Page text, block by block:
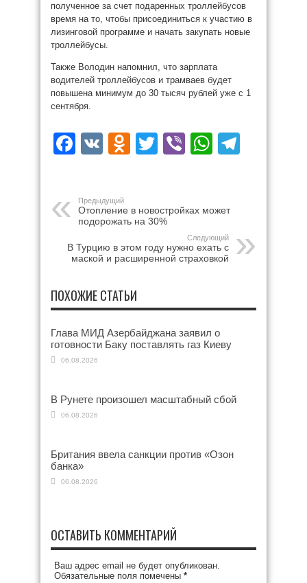
полученное за счет подаренных троллейбусов
время на то, чтобы присоединиться к участию в
лизинговой программе и начать закупать новые
троллейбусы.
Также Володин напомнил, что зарплата
водителей троллейбусов и трамваев будет
повышена минимум до 30 тысяч рублей уже с 1
сентября.
Facebook
VK Odnoklassniki
Twitter
Viber
Предыдущий
Отопление в новостройках может
подорожать на 30%
Следующий
В Турцию в этом году нужно ехать с
маской и расширенной страховкой
ПОХОЖИЕ СТАТЬИ
Глава МИД Азербайджана заявил о
готовности Баку поставлять газ Киеву
06.08.2026
В Рунете произошел масштабный сбой
06.08.2026
Британия ввела санкции против «Озон
банка»
06.08.2026
ОСТАВИТЬ КОММЕНТАРИЙ
Ваш адрес email не будет опубликован.
Обязательные поля помечены *